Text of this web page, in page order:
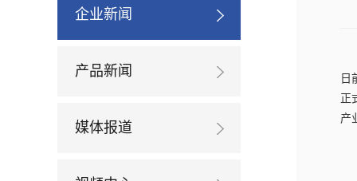
企业新闻
产品新闻
媒体报道
日
正
产